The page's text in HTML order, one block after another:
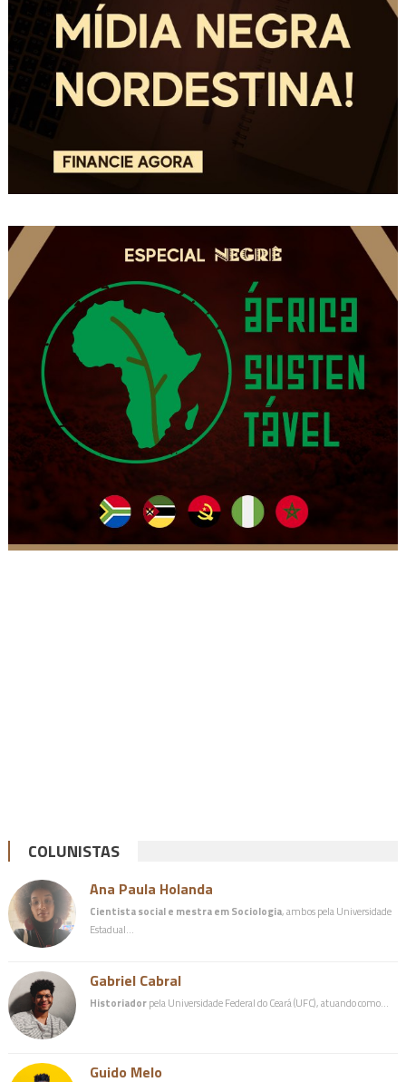
COLUNISTAS
Ana Paula Holanda
Cientista social e mestra em Sociologia, ambos pela Universidade
Estadual…
Gabriel Cabral
Historiadorpela Universidade Federal do Ceará (UFC), atuando como…
Guido Melo